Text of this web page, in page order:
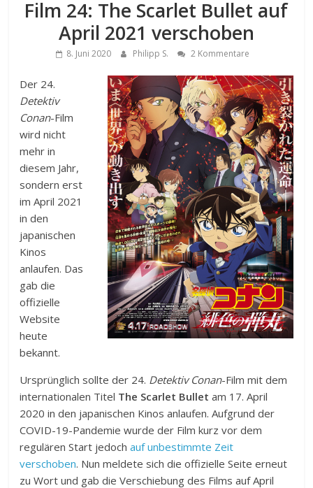
Film 24: The Scarlet Bullet auf
April 2021 verschoben
8. Juni 2020 Philipp S. 2 Kommentare
Der 24.
Detektiv
Conan-Film
wird nicht
mehr in
diesem Jahr,
sondern erst
im April 2021
in den
japanischen
Kinos
anlaufen. Das
gab die
offizielle
Website
heute
bekannt.
Ursprünglich sollte der 24. Detektiv Conan-Film mit dem
internationalen Titel The Scarlet Bullet am 17. April
2020 in den japanischen Kinos anlaufen. Aufgrund der
COVID-19-Pandemie wurde der Film kurz vor dem
regulären Start jedochauf unbestimmte Zeit
verschoben. Nun meldete sich die offizielle Seite erneut
zu Wort und gab die Verschiebung des Films auf April